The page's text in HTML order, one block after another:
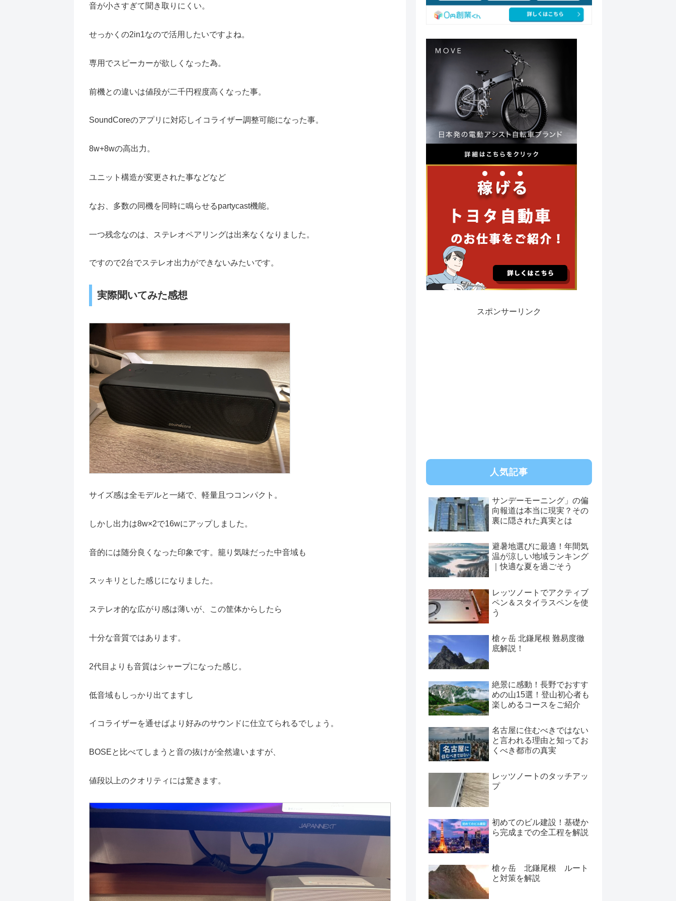
音が小さすぎて聞き取りにくい。
せっかくの2in1なので活用したいですよね。
専用でスピーカーが欲しくなった為。
前機との違いは値段が二千円程度高くなった事。
SoundCoreのアプリに対応しイコライザー調整可能になった事。
8w+8wの高出力。
ユニット構造が変更された事などなど
なお、多数の同機を同時に鳴らせるpartycast機能。
一つ残念なのは、ステレオペアリングは出来なくなりました。
ですので2台でステレオ出力ができないみたいです。
実際聞いてみた感想
サイズ感は全モデルと一緒で、軽量且つコンパクト。
しかし出力は8w×2で16wにアップしました。
音的には随分良くなった印象です。籠り気味だった中音域も
スッキリとした感じになりました。
ステレオ的な広がり感は薄いが、この筐体からしたら
十分な音質ではあります。
2代目よりも音質はシャープになった感じ。
低音域もしっかり出てますし
イコライザーを通せばより好みのサウンドに仕立てられるでしょう。
BOSEと比べてしまうと音の抜けが全然違いますが、
値段以上のクオリティには驚きます。
スポンサーリンク
人気記事
サンデーモーニング」の偏
向報道は本当に現実？その
裏に隠された真実とは
避暑地選びに最適！年間気
温が涼しい地域ランキング
｜快適な夏を過ごそう
レッツノートでアクティブ
ペン＆スタイラスペンを使
う
槍ヶ岳 北鎌尾根 難易度徹
底解説！
絶景に感動！長野でおすす
めの山15選！登山初心者も
楽しめるコースをご紹介
名古屋に住むべきではない
と言われる理由と知ってお
くべき都市の真実
レッツノートのタッチアッ
プ
初めてのビル建設！基礎か
ら完成までの全工程を解説
槍ヶ岳 北鎌尾根 ルート
と対策を解説